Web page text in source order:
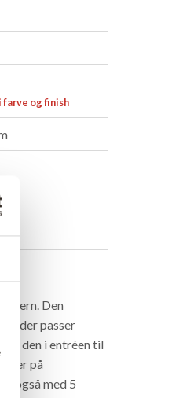
og finish
jern. Den
der passer
den i entréen til
eller på
også med 5